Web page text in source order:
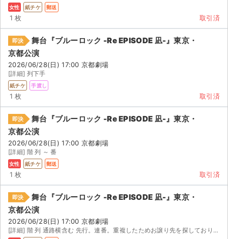
女性 紙チケ 郵送
1 枚 取引済
即決
舞台『ブルーロック -Re EPISODE 凪-』東京・
京都公演
2026/06/28(日) 17:00 京都劇場
[詳細] 列下手
紙チケ 手渡し
1 枚 取引済
即決
舞台『ブルーロック -Re EPISODE 凪-』東京・
京都公演
2026/06/28(日) 17:00 京都劇場
[詳細] 階 列 ～ 番
女性 紙チケ 郵送
1 枚 取引済
即決
舞台『ブルーロック -Re EPISODE 凪-』東京・
京都公演
2026/06/28(日) 17:00 京都劇場
[詳細] 階 列 通路横含む 先行。連番。重複したためお譲り先を探しております。 当日または公演...